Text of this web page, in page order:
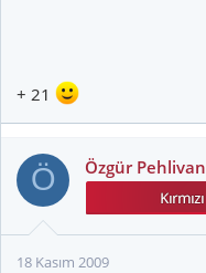
+ 21
Ö Özgür Pehlivan
18 Kasım 2009